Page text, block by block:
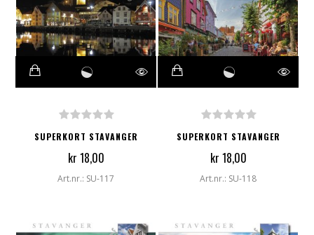
SUPERKORT STAVANGER
kr 18,00
Art.nr.: SU-117
SUPERKORT STAVANGER
kr 18,00
Art.nr.: SU-118